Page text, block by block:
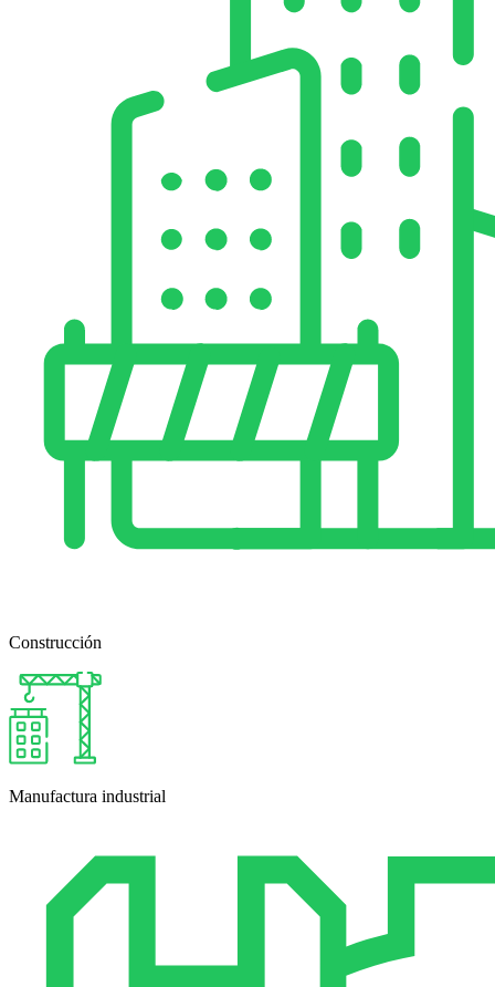
Construcción
Manufactura industrial